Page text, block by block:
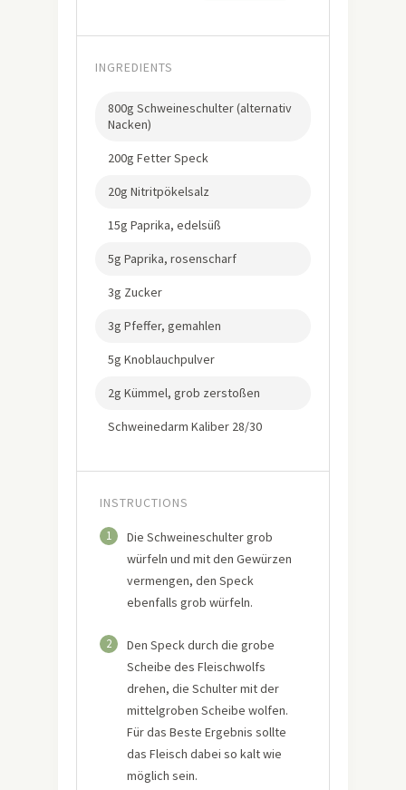
INGREDIENTS
800g Schweineschulter (alternativ
Nacken)
200g Fetter Speck
20g Nitritpökelsalz
15g Paprika, edelsüß
5g Paprika, rosenscharf
3g Zucker
3g Pfeffer, gemahlen
5g Knoblauchpulver
2g Kümmel, grob zerstoßen
Schweinedarm Kaliber 28/30
INSTRUCTIONS
1
Die Schweineschulter grob
würfeln und mit den Gewürzen
vermengen, den Speck
ebenfalls grob würfeln.
2
Den Speck durch die grobe
Scheibe des Fleischwolfs
drehen, die Schulter mit der
mittelgroben Scheibe wolfen.
Für das Beste Ergebnis sollte
das Fleisch dabei so kalt wie
möglich sein.